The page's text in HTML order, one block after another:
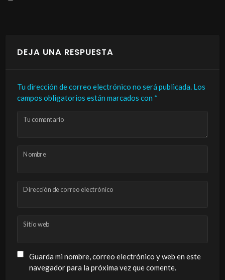
DEJA UNA RESPUESTA
Tu dirección de correo electrónico no será publicada. Los
campos obligatorios están marcados con *
Tu comentario
Nombre
Dirección de correo electrónico
Sitio web
Guarda mi nombre, correo electrónico y web en este
navegador para la próxima vez que comente.